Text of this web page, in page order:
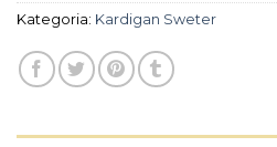
Kategoria: Kardigan Sweter